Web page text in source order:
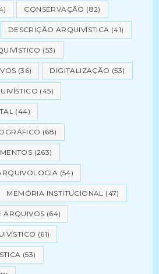
CONSERVAÇÃO (82)
DESCRIÇÃO ARQUIVÍSTICA (41)
(53)
(36) DIGITALIZAÇÃO (53)
(45)
(44)
(68)
(263)
(54)
MEMÓRIA INSTITUCIONAL (47)
ARQUIVOS (64)
(61)
(53)